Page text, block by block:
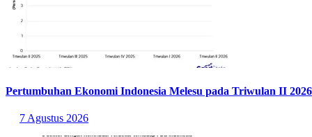
Pertumbuhan Ekonomi Indonesia Melesu pada Triwulan II 2026
7 Agustus 2026